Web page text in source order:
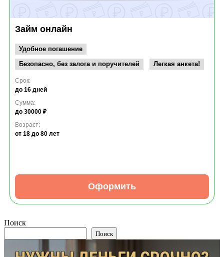
Займ онлайн
Удобное погашение
Безопасно, без залога и поручителей
Легкая анкета!
Срок:
до 16 дней
Сумма:
до 30000 ₽
Возраст:
от 18 до 80 лет
Оформить
Поиск
Поиск